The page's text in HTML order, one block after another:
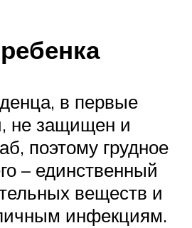
в первые
не защищен и
поэтому грудное
– единственный
веществ и
инфекциям.